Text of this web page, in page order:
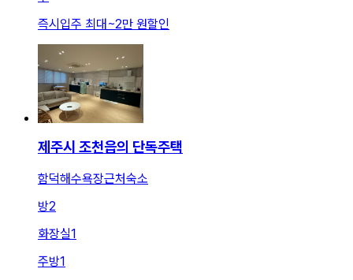
즉시입주 최대 ~2만 원할인
제주시 조천읍의 단독주택
함덕해수욕장근처숙소
방2
화장실1
주방1